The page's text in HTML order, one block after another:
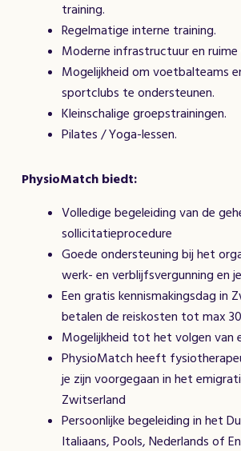
training.
Regelmatige interne training.
Moderne infrastructuur en
Mogelijkheid om voetbalteams
sportclubs te ondersteunen.
Kleinschalige groepstrainingen.
Pilates / Yoga-lessen.
PhysioMatch biedt:
Volledige begeleiding van de
sollicitatieprocedure
Goede ondersteuning bij het
werk- en verblijfsvergunning en
Een gratis kennismakingsdag in
betalen de reiskosten tot max
Mogelijkheid tot het volgen van
PhysioMatch heeft
je zijn voorgegaan in het
Zwitserland
Persoonlijke begeleiding in het
Italiaans, Pools, Nederlands of